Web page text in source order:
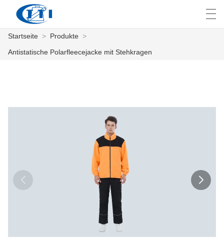
NACHRICHTEN
العربية česky
Startseite > Produkte >
Antistatische Polarfleecejacke mit Stehkragen